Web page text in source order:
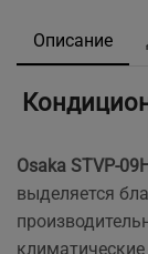
Описание
Osaka STVP-
выделяется